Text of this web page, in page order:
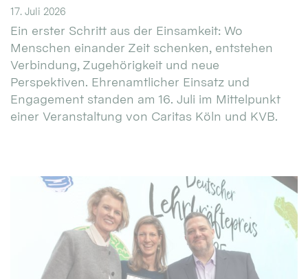
17. Juli 2026
Ein erster Schritt aus der Einsamkeit: Wo
Menschen einander Zeit schenken, entstehen
Verbindung, Zugehörigkeit und neue
Perspektiven. Ehrenamtlicher Einsatz und
Engagement standen am 16. Juli im Mittelpunkt
einer Veranstaltung von Caritas Köln und KVB.